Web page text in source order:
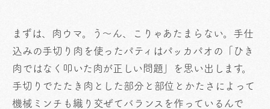
まずは、肉ウマ。う〜ん、こりゃあたまらない。手仕
込みの手切り肉を使ったパティはパッカパオの「ひき
肉ではなく叩いた肉が正しい問題」を思い出します。
手切りでたたき肉とした部分と部位とかたさによって
機械ミンチも織り交ぜてバランスを作っているんで